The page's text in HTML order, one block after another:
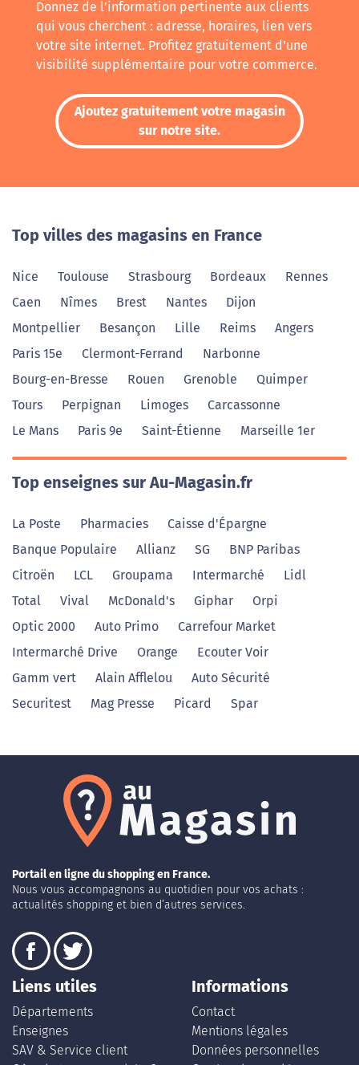
Donnez de l’information pertinente aux clients
qui vous cherchent : adresse, horaires, lien vers
votre site internet. Profitez gratuitement d'une
visibilité supplémentaire pour votre commerce.
Ajoutez gratuitement votre magasin
sur notre site.
Top villes des magasins en France
Nice Toulouse Strasbourg Bordeaux
Rennes
Caen
Nîmes Brest Nantes
Dijon
Montpellier
Besançon Lille Reims
Angers
Paris 15e
Clermont-Ferrand
Narbonne
Bourg-en-Bresse
Rouen Grenoble
Quimper
Tours
Perpignan Limoges
Carcassonne
Le Mans
Paris 9e Saint-Étienne Marseille 1er
Top enseignes sur Au-Magasin.fr
La Poste Pharmacies
Caisse d'Épargne
Banque Populaire
Allianz SG
BNP Paribas
Citroën
LCL Groupama Intermarché
Lidl
Total
Vival McDonald's Giphar
Orpi
Optic 2000
Auto Primo
Carrefour Market
Intermarché Drive
Orange
Ecouter Voir
Gamm vert
Alain Afflelou
Auto Sécurité
Securitest
Mag Presse Picard Spar
Portail en ligne du shopping en France.
Nous vous accompagnons au quotidien pour vos achats :
actualités shopping et bien d’autres services.
Liens utiles
Départements
Enseignes
SAV & Service client
Informations
Contact
Mentions légales
Données personnelles